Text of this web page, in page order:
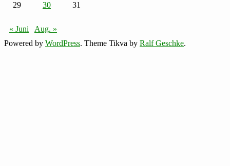
29
30 31
« Juni
Aug. »
Powered by WordPress. Theme Tikva by Ralf Geschke.